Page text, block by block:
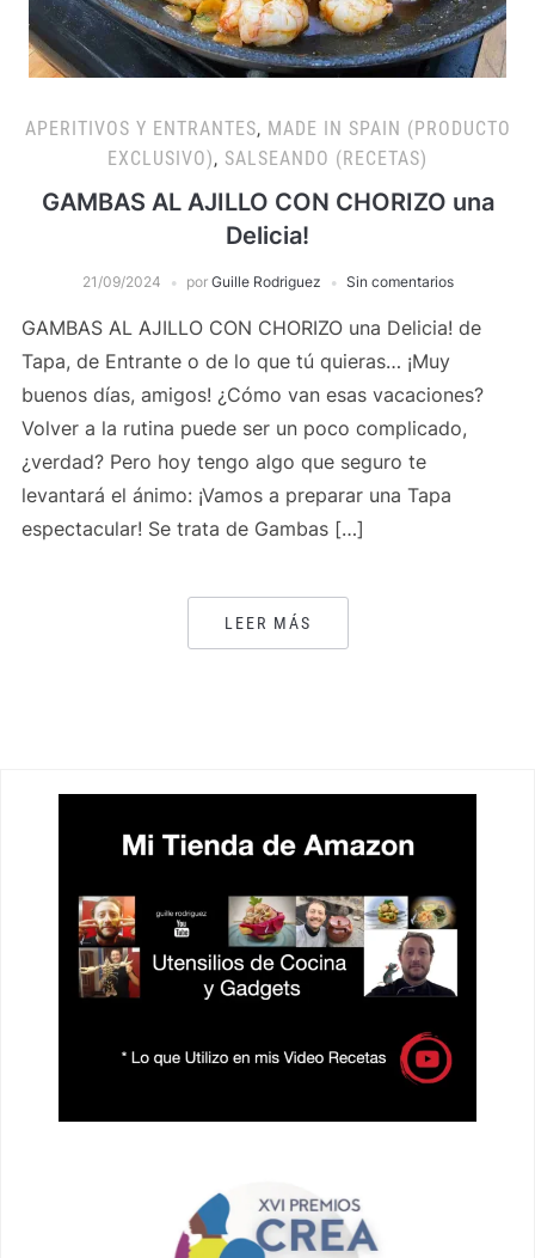
APERITIVOS Y ENTRANTES, MADE IN SPAIN (PRODUCTO
EXCLUSIVO), SALSEANDO (RECETAS)
GAMBAS AL AJILLO CON CHORIZO una
Delicia!
21/09/2024 por Guille Rodriguez Sin comentarios
GAMBAS AL AJILLO CON CHORIZO una Delicia! de
Tapa, de Entrante o de lo que tú quieras… ¡Muy
buenos días, amigos! ¿Cómo van esas vacaciones?
Volver a la rutina puede ser un poco complicado,
¿verdad? Pero hoy tengo algo que seguro te
levantará el ánimo: ¡Vamos a preparar una Tapa
espectacular! Se trata de Gambas […]
LEER MÁS